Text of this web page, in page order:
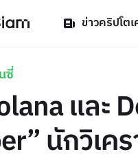
ข่าวคริปโต
ซี่
และ
นักวิเค